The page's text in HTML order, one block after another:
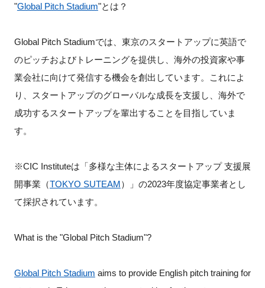
"Global Pitch Stadium"とは？
Global Pitch Stadiumでは、東京のスタートアップに英語で
のピッチおよびトレーニングを提供し、海外の投資家や事
業会社に向けて発信する機会を創出しています。これによ
り、スタートアップのグローバルな成長を支援し、海外で
成功するスタートアップを輩出することを目指していま
す。
※CIC Instituteは「多様な主体によるスタートアップ 支援展
開事業（TOKYO SUTEAM）」の2023年度協定事業者とし
て採択されています。
What is the "Global Pitch Stadium"?
Global Pitch Stadium aims to provide English pitch training for